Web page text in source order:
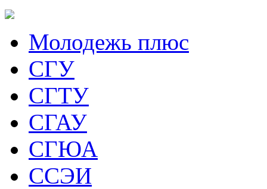
Молодежь плюс
СГУ
СГТУ
СГАУ
СГЮА
ССЭИ